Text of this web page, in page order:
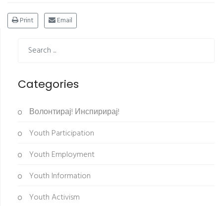
Print Email
Categories
Волонтирај! Инспирирај!
Youth Participation
Youth Employment
Youth Information
Youth Activism